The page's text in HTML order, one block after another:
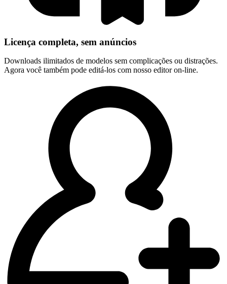
Licença completa, sem anúncios
Downloads ilimitados de modelos sem complicações ou distrações.
Agora você também pode editá-los com nosso editor on-line.